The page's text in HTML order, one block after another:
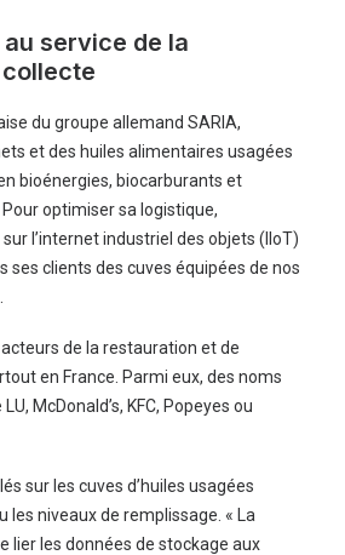
service de la
du groupe allemand SARIA,
et des huiles alimentaires usagées
bioénergies, biocarburants et
optimiser sa logistique,
sur l’internet industriel des objets (IIoT)
ses clients des cuves équipées de nos
de la restauration et de
en France. Parmi eux, des noms
McDonald’s, KFC, Popeyes ou
sur les cuves d’huiles usagées
les niveaux de remplissage. « La
lier les données de stockage aux